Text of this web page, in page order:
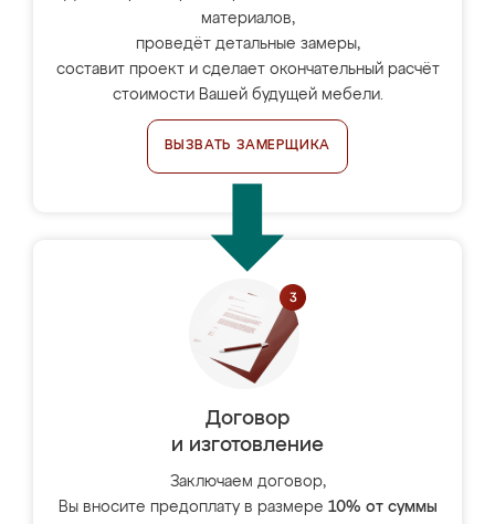
материалов,
проведёт детальные замеры,
составит проект и сделает окончательный расчёт
стоимости Вашей будущей мебели.
ВЫЗВАТЬ ЗАМЕРЩИКА
Договор
и изготовление
Заключаем договор,
Вы вносите предоплату в размере 10% от суммы